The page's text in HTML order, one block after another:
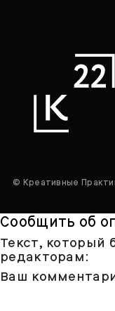
© Креативные
Сообщить об
Текст, который
редакторам:
Ваш